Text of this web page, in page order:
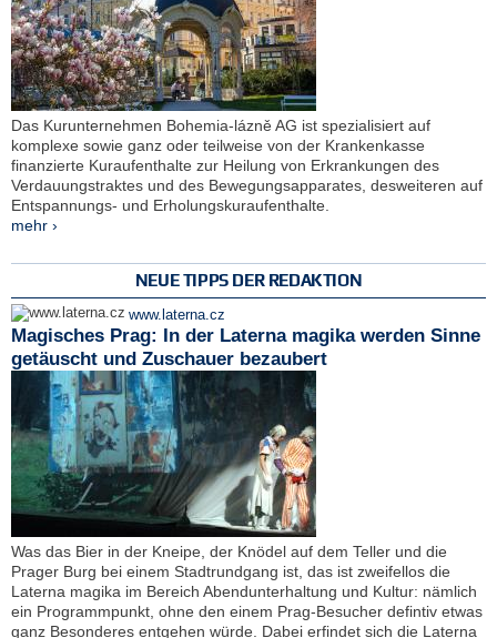
Das Kurunternehmen Bohemia-lázně AG ist spezialisiert auf
komplexe sowie ganz oder teilweise von der Krankenkasse
finanzierte Kuraufenthalte zur Heilung von Erkrankungen des
Verdauungstraktes und des Bewegungsapparates, desweiteren auf
Entspannungs- und Erholungskuraufenthalte.
mehr ›
NEUE TIPPS DER REDAKTION
www.laterna.cz
Magisches Prag: In der Laterna magika werden Sinne
getäuscht und Zuschauer bezaubert
Was das Bier in der Kneipe, der Knödel auf dem Teller und die
Prager Burg bei einem Stadtrundgang ist, das ist zweifellos die
Laterna magika im Bereich Abendunterhaltung und Kultur: nämlich
ein Programmpunkt, ohne den einem Prag-Besucher defintiv etwas
ganz Besonderes entgehen würde. Dabei erfindet sich die Laterna